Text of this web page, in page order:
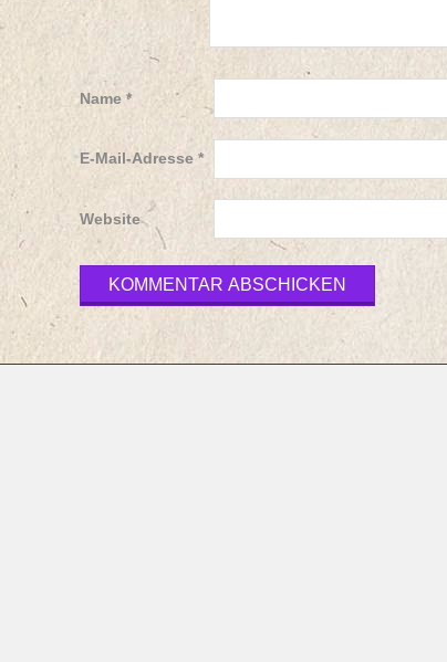
Name*
E-Mail-Adresse *
Website